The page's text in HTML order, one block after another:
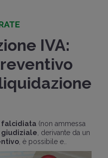
IVA:
falcidiata (non ammessa
giudiziale , derivante da un
, è possibile e..